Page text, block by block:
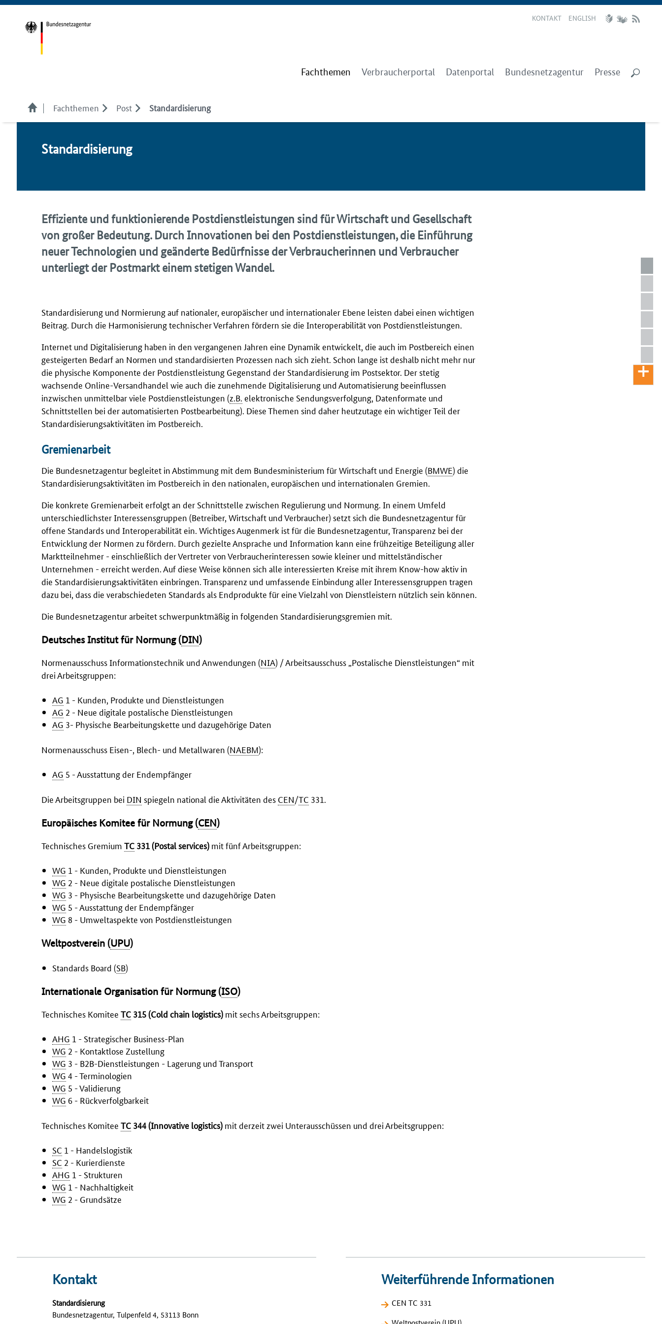
KONTAKT ENGLISH
Fachthemen Verbraucherportal Datenportal Bundesnetzagentur Presse
Fachthemen Post Standardisierung
Stan­dar­di­sie­rung
Effiziente und funktionierende Postdienstleistungen sind für Wirtschaft und Gesellschaft
von großer Bedeutung. Durch Innovationen bei den Postdienstleistungen, die Einführung
neuer Technologien und geänderte Bedürfnisse der Verbraucherinnen und Verbraucher
unterliegt der Postmarkt einem stetigen Wandel.
Standardisierung und Normierung auf nationaler, europäischer und internationaler Ebene leisten dabei einen wichtigen
Beitrag. Durch die Harmonisierung technischer Verfahren fördern sie die Interoperabilität von Postdienstleistungen.
Internet und Digitalisierung haben in den vergangenen Jahren eine Dynamik entwickelt, die auch im Postbereich einen
gesteigerten Bedarf an Normen und standardisierten Prozessen nach sich zieht. Schon lange ist deshalb nicht mehr nur
die physische Komponente der Postdienstleistung Gegenstand der Standardisierung im Postsektor. Der stetig
wachsende Online-Versandhandel wie auch die zunehmende Digitalisierung und Automatisierung beeinflussen
inzwischen unmittelbar viele Postdienstleistungen (z.B. elektronische Sendungsverfolgung, Datenformate und
Schnittstellen bei der automatisierten Postbearbeitung). Diese Themen sind daher heutzutage ein wichtiger Teil der
Standardisierungsaktivitäten im Postbereich.
Gremienarbeit
Die Bundesnetzagentur begleitet in Abstimmung mit dem Bundesministerium für Wirtschaft und Energie (BMWE) die
Standardisierungsaktivitäten im Postbereich in den nationalen, europäischen und internationalen Gremien.
Die konkrete Gremienarbeit erfolgt an der Schnittstelle zwischen Regulierung und Normung. In einem Umfeld
unterschiedlichster Interessensgruppen (Betreiber, Wirtschaft und Verbraucher) setzt sich die Bundesnetzagentur für
offene Standards und Interoperabilität ein. Wichtiges Augenmerk ist für die Bundesnetzagentur, Transparenz bei der
Entwicklung der Normen zu fördern. Durch gezielte Ansprache und Information kann eine frühzeitige Beteiligung aller
Marktteilnehmer - einschließlich der Vertreter von Verbraucherinteressen sowie kleiner und mittelständischer
Unternehmen - erreicht werden. Auf diese Weise können sich alle interessierten Kreise mit ihrem Know-howaktiv in
die Standardisierungsaktivitäten einbringen. Transparenz und umfassende Einbindung aller Interessensgruppen tragen
dazu bei, dass die verabschiedeten Standards als Endprodukte für eine Vielzahl von Dienstleistern nützlich sein können.
Die Bundesnetzagentur arbeitet schwerpunktmäßig in folgenden Standardisierungsgremien mit.
Deutsches Institut für Normung (DIN)
Normenausschuss Informationstechnik und Anwendungen (NIA) / Arbeitsausschuss „Postalische Dienstleistungen“ mit
drei Arbeitsgruppen:
AG 1 - Kunden, Produkte und Dienstleistungen
AG 2 - Neue digitale postalische Dienstleistungen
AG 3- Physische Bearbeitungskette und dazugehörige Daten
Normenausschuss Eisen-, Blech- und Metallwaren (NAEBM):
AG 5 - Ausstattung der Endempfänger
Die Arbeitsgruppen bei DIN spiegeln national die Aktivitäten des CEN/TC 331.
Europäisches Komitee für Normung (CEN)
Technisches Gremium TC 331 (Postal services) mit fünf Arbeitsgruppen:
WG 1 - Kunden, Produkte und Dienstleistungen
WG 2 - Neue digitale postalische Dienstleistungen
WG 3 - Physische Bearbeitungskette und dazugehörige Daten
WG 5 - Ausstattung der Endempfänger
WG 8 - Umweltaspekte von Postdienstleistungen
Weltpostverein (UPU)
Standards Board (SB)
Internationale Organisation für Normung (ISO)
Technisches Komitee TC 315 (Cold chain logistics) mit sechs Arbeitsgruppen:
AHG 1 - Strategischer Business-Plan
WG 2 - Kontaktlose Zustellung
WG 3 - B2B-Dienstleistungen - Lagerung und Transport
WG 4 - Terminologien
WG 5 - Validierung
WG 6 - Rückverfolgbarkeit
Technisches Komitee TC 344 (Innovative logistics) mit derzeit zwei Unterausschüssen und drei Arbeitsgruppen:
SC 1 - Handelslogistik
SC 2 - Kurierdienste
AHG 1 - Strukturen
WG 1 - Nachhaltigkeit
WG 2 - Grundsätze
Kontakt
Standardisierung
Bundesnetzagentur, Tulpenfeld 4, 53113 Bonn
Weiterführende Informationen
CEN TC 331